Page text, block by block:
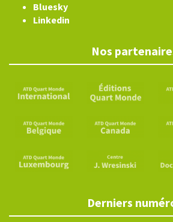
Bluesky
Linkedin
Nos
Derniers